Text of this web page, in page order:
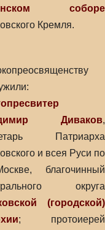
соборе
Кремля.
Диваков,
Патриарха
и всея Руси по
благочинный
округа
(городской)
; протоиерей